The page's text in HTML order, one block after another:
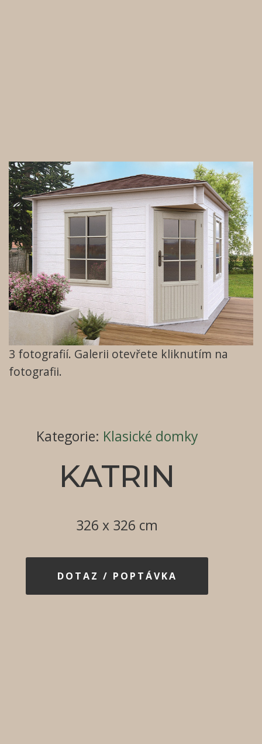
3 fotografií. Galerii otevřete kliknutím na
fotografii.
Kategorie: Klasické domky
KATRIN
326 x 326 cm
DOTAZ / POPTÁVKA